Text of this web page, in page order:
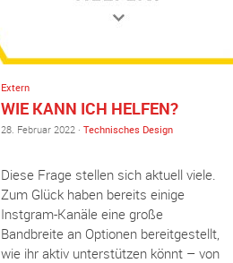
Extern
WIE KANN ICH HELFEN?
28. Februar 2022 · Technisches Design
Diese Frage stellen sich aktuell viele.
Zum Glück haben bereits einige
Instgram-Kanäle eine große
Bandbreite an Optionen bereitgestellt,
wie ihr aktiv unterstützen könnt – von